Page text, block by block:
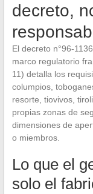
decreto,
El decreto n°96-
marco regulatorio
11) detalla los
columpios,
resorte, tiovivos,
propias zonas de
dimensiones de
o miembros.
Lo que el
solo el